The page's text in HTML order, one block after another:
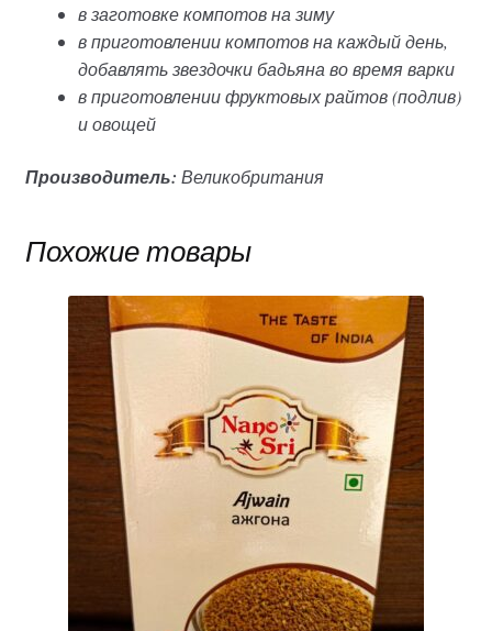
в заготовке компотов на зиму
в приготовлении компотов на каждый день,
добавлять звездочки бадьяна во время варки
в приготовлении фруктовых райтов (подлив)
и овощей
Производитель: Великобритания
Похожие товары